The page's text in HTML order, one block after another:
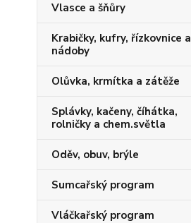
Vlasce a šňůry
Krabičky, kufry, řízkovnice a
nádoby
Olůvka, krmítka a zátěže
Splávky, kačeny, číhátka,
rolničky a chem.světla
Oděv, obuv, brýle
Sumcařský program
Vláčkařský program